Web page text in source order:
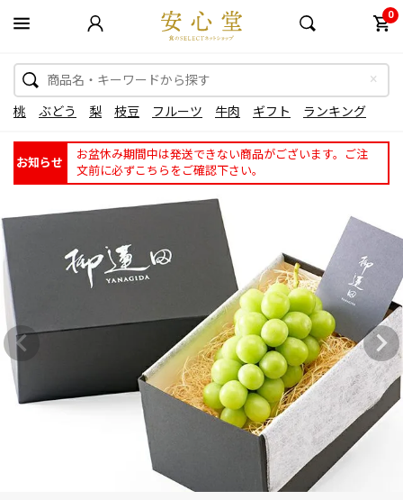
0
桃 ぶどう 梨 枝豆 フルーツ 牛肉 ギフト ランキング
お知らせ
お盆休み期間中は発送できない商品がございます。ご注
文前に必ずこちらをご確認下さい。